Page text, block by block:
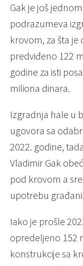
Gak je još
podrazumeva
krovom, za šta je
predviđeno 122
godine za isti
miliona dinara.
Izgradnja hale u
ugovora sa
2022. godine,
Vladimir Gak
pod krovom a
upotrebu
Iako je prošle
opredeljeno 152
konstrukcije sa